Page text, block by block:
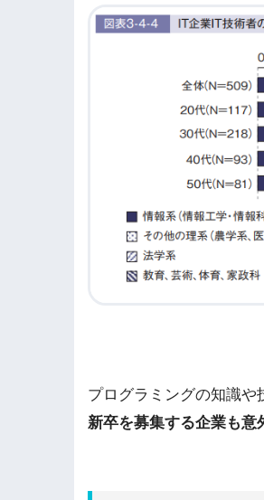
プログラミングの知識
新卒を募集する企業も意